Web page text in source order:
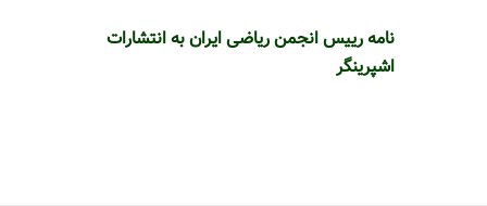
نامه رییس انجمن ریاضی ایران به انتشارات
اشپرینگر